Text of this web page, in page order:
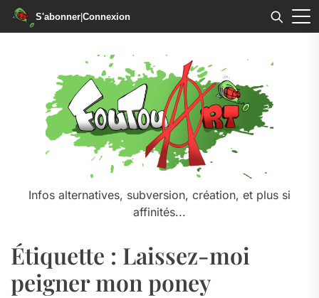
S'abonner|Connexion
Infos alternatives, subversion, création, et plus si
affinités...
Étiquette : Laissez-moi
peigner mon poney